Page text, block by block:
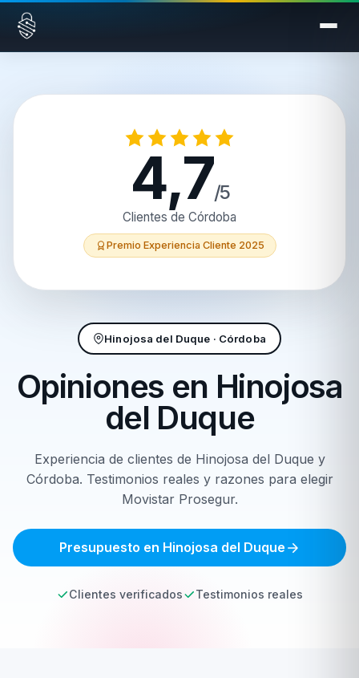
Saltar al contenido
Hinojosa del Duque · Córdoba
Opiniones en Hinojosa
del Duque
Experiencia de clientes de Hinojosa del Duque y
Córdoba. Testimonios reales y razones para elegir
Movistar Prosegur.
Presupuesto en Hinojosa del Duque
Clientes verificados Testimonios reales
4,7/5
Clientes de Córdoba
Premio Experiencia Cliente 2025